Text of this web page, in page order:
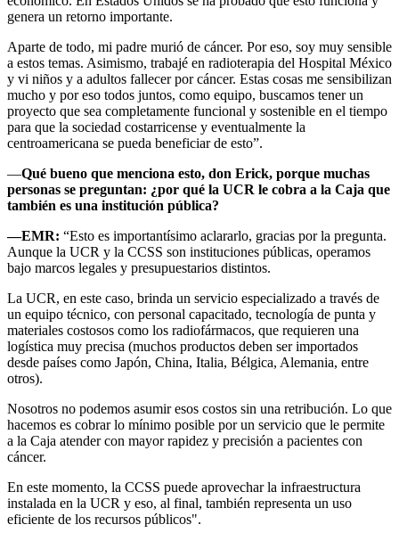
genera un retorno importante.
Aparte de todo, mi padre murió de cáncer. Por eso, soy muy sensible
a estos temas. Asimismo, trabajé en radioterapia del Hospital México
y vi niños y a adultos fallecer por cáncer. Estas cosas me sensibilizan
mucho y por eso todos juntos, como equipo, buscamos tener un
proyecto que sea completamente funcional y sostenible en el tiempo
para que la sociedad costarricense y eventualmente la
centroamericana se pueda beneficiar de esto”.
—Qué bueno que menciona esto, don Erick, porque muchas
personas se preguntan: ¿por qué la UCR le cobra a la Caja que
también es una institución pública?
—EMR: “Esto es importantísimo aclararlo, gracias por la pregunta.
Aunque la UCR y la CCSS son instituciones públicas, operamos
bajo marcos legales y presupuestarios distintos.
La UCR, en este caso, brinda un servicio especializado a través de
un equipo técnico, con personal capacitado, tecnología de punta y
materiales costosos como los radiofármacos, que requieren una
logística muy precisa (muchos productos deben ser importados
desde países como Japón, China, Italia, Bélgica, Alemania, entre
otros).
Nosotros no podemos asumir esos costos sin una retribución. Lo que
hacemos es cobrar lo mínimo posible por un servicio que le permite
a la Caja atender con mayor rapidez y precisión a pacientes con
cáncer.
En este momento, la CCSS puede aprovechar la infraestructura
instalada en la UCR y eso, al final, también representa un uso
eficiente de los recursos públicos".